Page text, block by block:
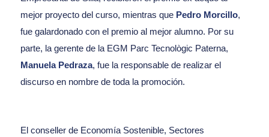
mejor proyecto del curso, mientras que Pedro Morcillo,
fue galardonado con el premio al mejor alumno. Por su
parte, la gerente de la EGM Parc Tecnològic Paterna,
Manuela Pedraza, fue la responsable de realizar el
discurso en nombre de toda la promoción.
El conseller de Economía Sostenible, Sectores